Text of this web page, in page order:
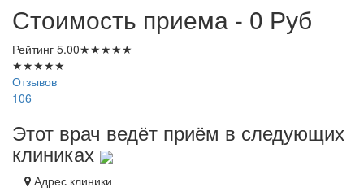
Стоимость приема - 0 Руб
Рейтинг 5.00★★★★★
★★★★★
Отзывов
106
Этот врач ведёт приём в следующих
клиниках
Адрес клиники